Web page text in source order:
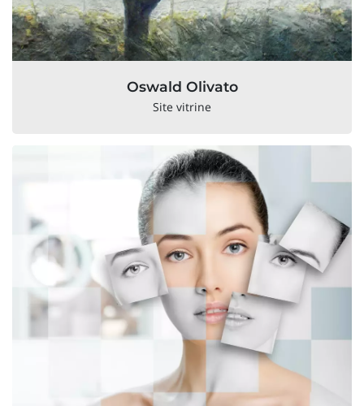
Oswald Olivato
Site vitrine